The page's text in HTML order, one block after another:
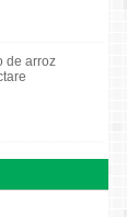
de arroz